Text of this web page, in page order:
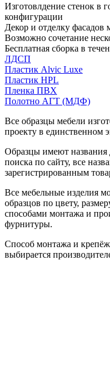
Изготовлдение стенок в
конфигурации
Декор и отделку
Возможно сочетание
Бесплатная сборка в
ЛДСП
Пластик Alvic Luxe
Пластик HPL
Пленка ПВХ
Полотно АГТ (МДФ)
Все образцы мебели
проекту в единственном
Образцы имеют названия
поиска по сайту, все
зарегистрированным
Все мебельные изделия
образцов по цвету,
способами монтажа и
фурнитуры.
Способ монтажа и
выбирается